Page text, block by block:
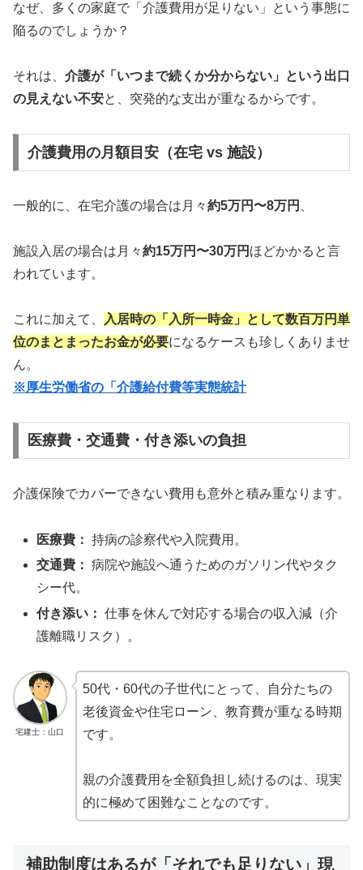
なぜ、多くの家庭で「介護費用が足りない」という事態に
陥るのでしょうか？
それは、 介護が「いつまで続くか分からない」という出口
の見えない不安と、突発的な支出が重なるからです。
介護費用の月額目安（在宅 vs 施設）
一般的に、在宅介護の場合は月々約5万円〜8万円
施設入居の場合は月々約15万円〜30万円 ほどかかると言
われています。
これに加えて、
入居時の「入所一時金」として数百万円単
位のまとまったお金が必要になるケースも珍しくありませ
ん。
※厚生労働省の「介護給付費等実態統計
医療費・交通費・付き添いの負担
介護保険でカバーできない費用も意外と積み重なります。
医療費： 持病の診察代や入院費用。
交通費： 病院や施設へ通うためのガソリン代やタク
シー代。
付き添い： 仕事を休んで対応する場合の収入減（介
護離職リスク）。
宅建士：山口
50代・60代の子世代にとって、自分たちの
老後資金や住宅ローン、教育費が重なる時期
です。
親の介護費用を全額負担し続けるのは、現実
的に極めて困難なことなのです。
補助制度はあるが「それでも足りない」現